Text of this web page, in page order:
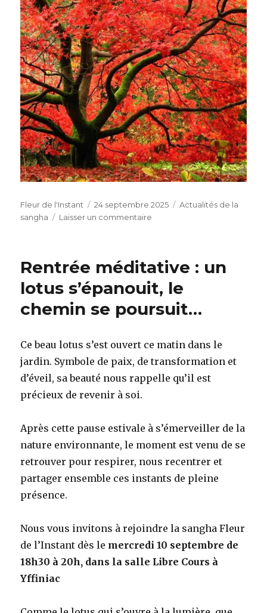
Auteur
Fleur de l'Instant
Publié
le
24 septembre 2025 Catégories
Actualités de la
sangha
Laisser un commentaire
la
Rentrée méditative : un
lotus s’épanouit, le
chemin se poursuit…
Ce beau lotus s’est ouvert ce matin dans le
jardin. Symbole de paix, de transformation et
d’éveil, sa beauté nous rappelle qu’il est
précieux de revenir à soi.
Après cette pause estivale à s’émerveiller de la
nature environnante, le moment est venu de se
retrouver pour respirer, nous recentrer et
partager ensemble ces instants de pleine
présence.
Nous vous invitons à rejoindre la sangha Fleur
de l’Instant dès le mercredi 10 septembre de
18h30 à 20h, dans la salle Libre Cours à
Yffiniac